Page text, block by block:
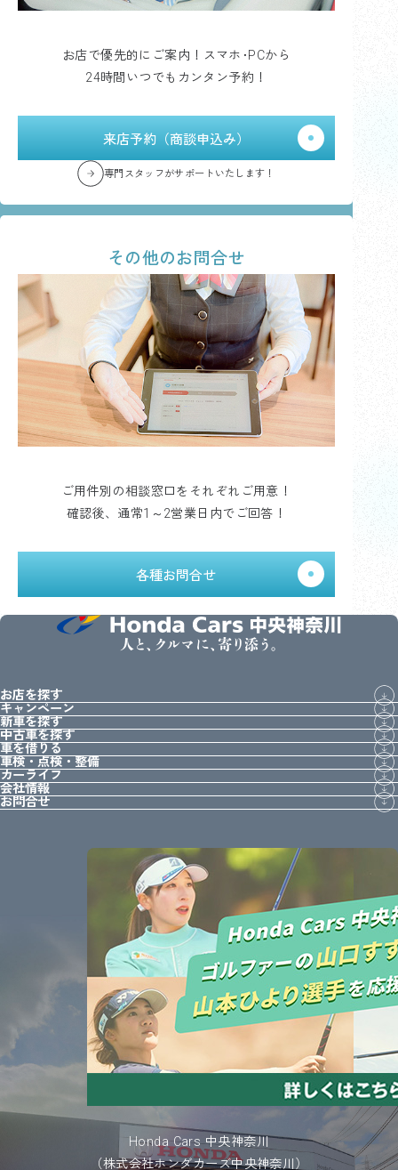
お店で優先的にご案内！スマホ･PCから
24時間いつでもカンタン予約！
来店予約（商談申込み）
専門スタッフがサポートいたします！
その他のお問合せ
ご用件別の相談窓口をそれぞれご用意！
確認後、通常1～2営業日内でご回答！
各種お問合せ
人と、クルマに、寄り添う。
お店を探す
キャンペーン
新車を探す
中古車を探す
車を借りる
車検・点検・整備
カーライフ
会社情報
お問合せ
Honda Cars 中央神奈川
（株式会社ホンダカーズ中央神奈川）